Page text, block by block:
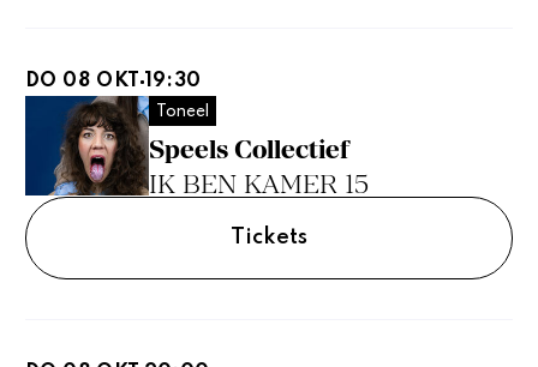
Speels Collectief
IK BEN KAMER 15
Toneel
Tickets
DO 08 OKT 19:30